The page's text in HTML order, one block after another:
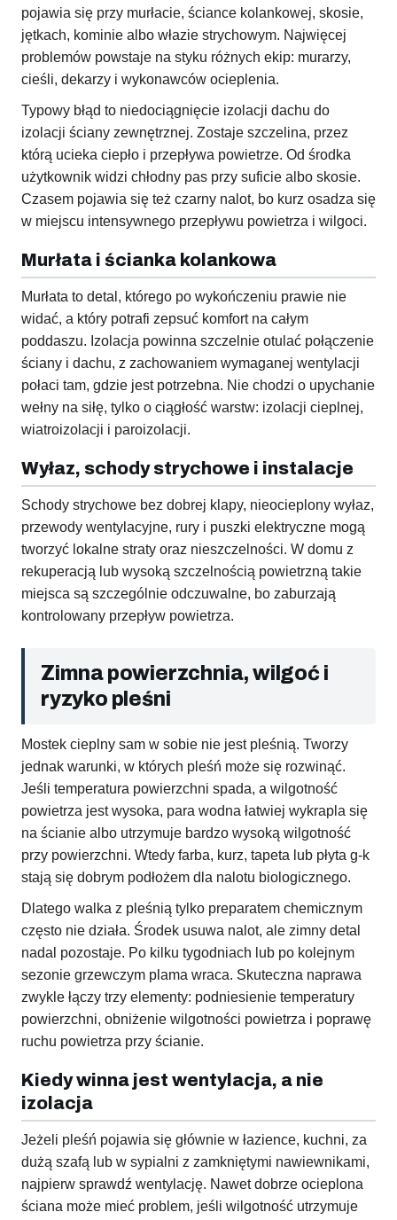
pojawia się przy murłacie, ściance kolankowej, skosie,
jętkach, kominie albo włazie strychowym. Najwięcej
problemów powstaje na styku różnych ekip: murarzy,
cieśli, dekarzy i wykonawców ocieplenia.
Typowy błąd to niedociągnięcie izolacji dachu do
izolacji ściany zewnętrznej. Zostaje szczelina, przez
którą ucieka ciepło i przepływa powietrze. Od środka
użytkownik widzi chłodny pas przy suficie albo skosie.
Czasem pojawia się też czarny nalot, bo kurz osadza się
w miejscu intensywnego przepływu powietrza i wilgoci.
Murłata i ścianka kolankowa
Murłata to detal, którego po wykończeniu prawie nie
widać, a który potrafi zepsuć komfort na całym
poddaszu. Izolacja powinna szczelnie otulać połączenie
ściany i dachu, z zachowaniem wymaganej wentylacji
połaci tam, gdzie jest potrzebna. Nie chodzi o upychanie
wełny na siłę, tylko o ciągłość warstw: izolacji cieplnej,
wiatroizolacji i paroizolacji.
Wyłaz, schody strychowe i instalacje
Schody strychowe bez dobrej klapy, nieocieplony wyłaz,
przewody wentylacyjne, rury i puszki elektryczne mogą
tworzyć lokalne straty oraz nieszczelności. W domu z
rekuperacją lub wysoką szczelnością powietrzną takie
miejsca są szczególnie odczuwalne, bo zaburzają
kontrolowany przepływ powietrza.
Zimna powierzchnia, wilgoć i
ryzyko pleśni
Mostek cieplny sam w sobie nie jest pleśnią. Tworzy
jednak warunki, w których pleśń może się rozwinąć.
Jeśli temperatura powierzchni spada, a wilgotność
powietrza jest wysoka, para wodna łatwiej wykrapla się
na ścianie albo utrzymuje bardzo wysoką wilgotność
przy powierzchni. Wtedy farba, kurz, tapeta lub płyta g-k
stają się dobrym podłożem dla nalotu biologicznego.
Dlatego walka z pleśnią tylko preparatem chemicznym
często nie działa. Środek usuwa nalot, ale zimny detal
nadal pozostaje. Po kilku tygodniach lub po kolejnym
sezonie grzewczym plama wraca. Skuteczna naprawa
zwykle łączy trzy elementy: podniesienie temperatury
powierzchni, obniżenie wilgotności powietrza i poprawę
ruchu powietrza przy ścianie.
Kiedy winna jest wentylacja, a nie
izolacja
Jeżeli pleśń pojawia się głównie w łazience, kuchni, za
dużą szafą lub w sypialni z zamkniętymi nawiewnikami,
najpierw sprawdź wentylację. Nawet dobrze ocieplona
ściana może mieć problem, jeśli wilgotność utrzymuje